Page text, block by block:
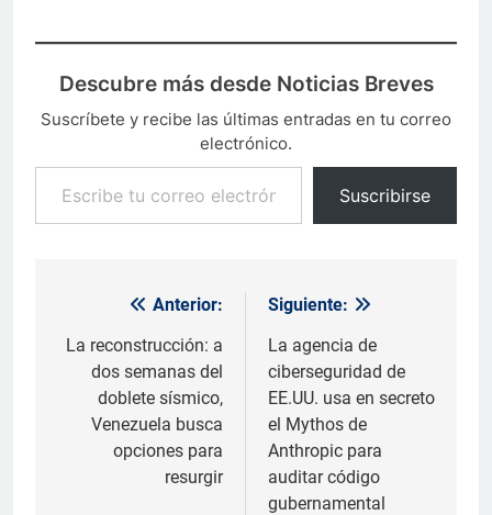
Descubre más desde Noticias Breves
Suscríbete y recibe las últimas entradas en tu correo
electrónico.
Escribe tu correo electrónico…
Suscribirse
Navegación
de
entradas
Anterior:
La reconstrucción: a
dos semanas del
doblete sísmico,
Venezuela busca
opciones para
resurgir
Siguiente:
La agencia de
ciberseguridad de
EE.UU. usa en secreto
el Mythos de
Anthropic para
auditar código
gubernamental